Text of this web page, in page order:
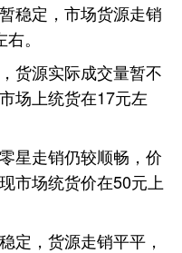
稳定，市场货源走销
。
货源实际成交量暂不
场上统货在17元左
星走销仍较顺畅，价
市场统货价在50元上
定，货源走销平平，